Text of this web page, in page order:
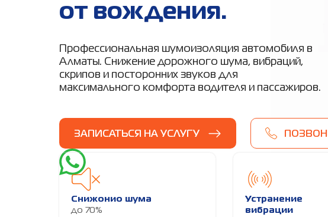
от вождения.
Профессиональная шумоизоляция автомобиля в
Алматы. Снижение дорожного шума, вибраций,
скрипов и посторонних звуков для
максимального комфорта водителя и пассажиров.
ЗАПИСАТЬСЯ НА УСЛУГУ
Снижонио шума
до 70%
Устранение
вибрации